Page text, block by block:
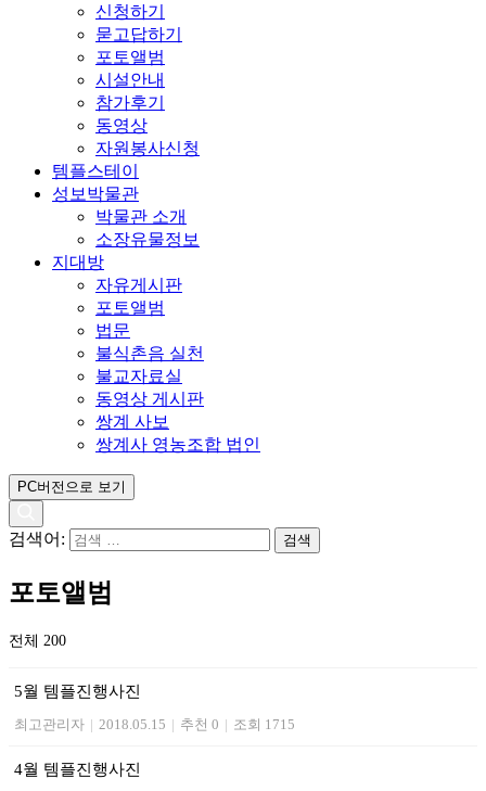
신청하기
묻고답하기
포토앨범
시설안내
참가후기
동영상
자원봉사신청
템플스테이
성보박물관
박물관 소개
소장유물정보
지대방
자유게시판
포토앨범
법문
불식촌음 실천
불교자료실
동영상 게시판
쌍계 사보
쌍계사 영농조합 법인
PC버전으로 보기
검색어:
포토앨범
전체 200
5월 템플진행사진
최고관리자 | 2018.05.15 | 추천 0 | 조회 1715
4월 템플진행사진